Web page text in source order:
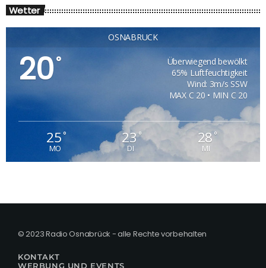
Wetter
OSNABRÜCK
20°
Überwiegend bewölkt
65% Luftfeuchtigkeit
Wind: 3m/s SSW
MAX C 20 • MIN C 20
25°
MO
23°
DI
28°
MI
© 2023 Radio Osnabrück - alle Rechte vorbehalten
KONTAKT
WERBUNG UND EVENTS